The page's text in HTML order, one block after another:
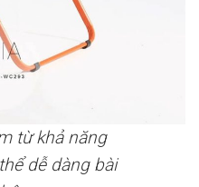
từ khả năng
dễ dàng bài